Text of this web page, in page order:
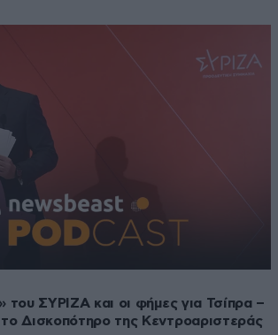
του ΣΥΡΙΖΑ και οι φήμες για Τσίπρα –
Δισκοπότηρο της Κεντροαριστεράς